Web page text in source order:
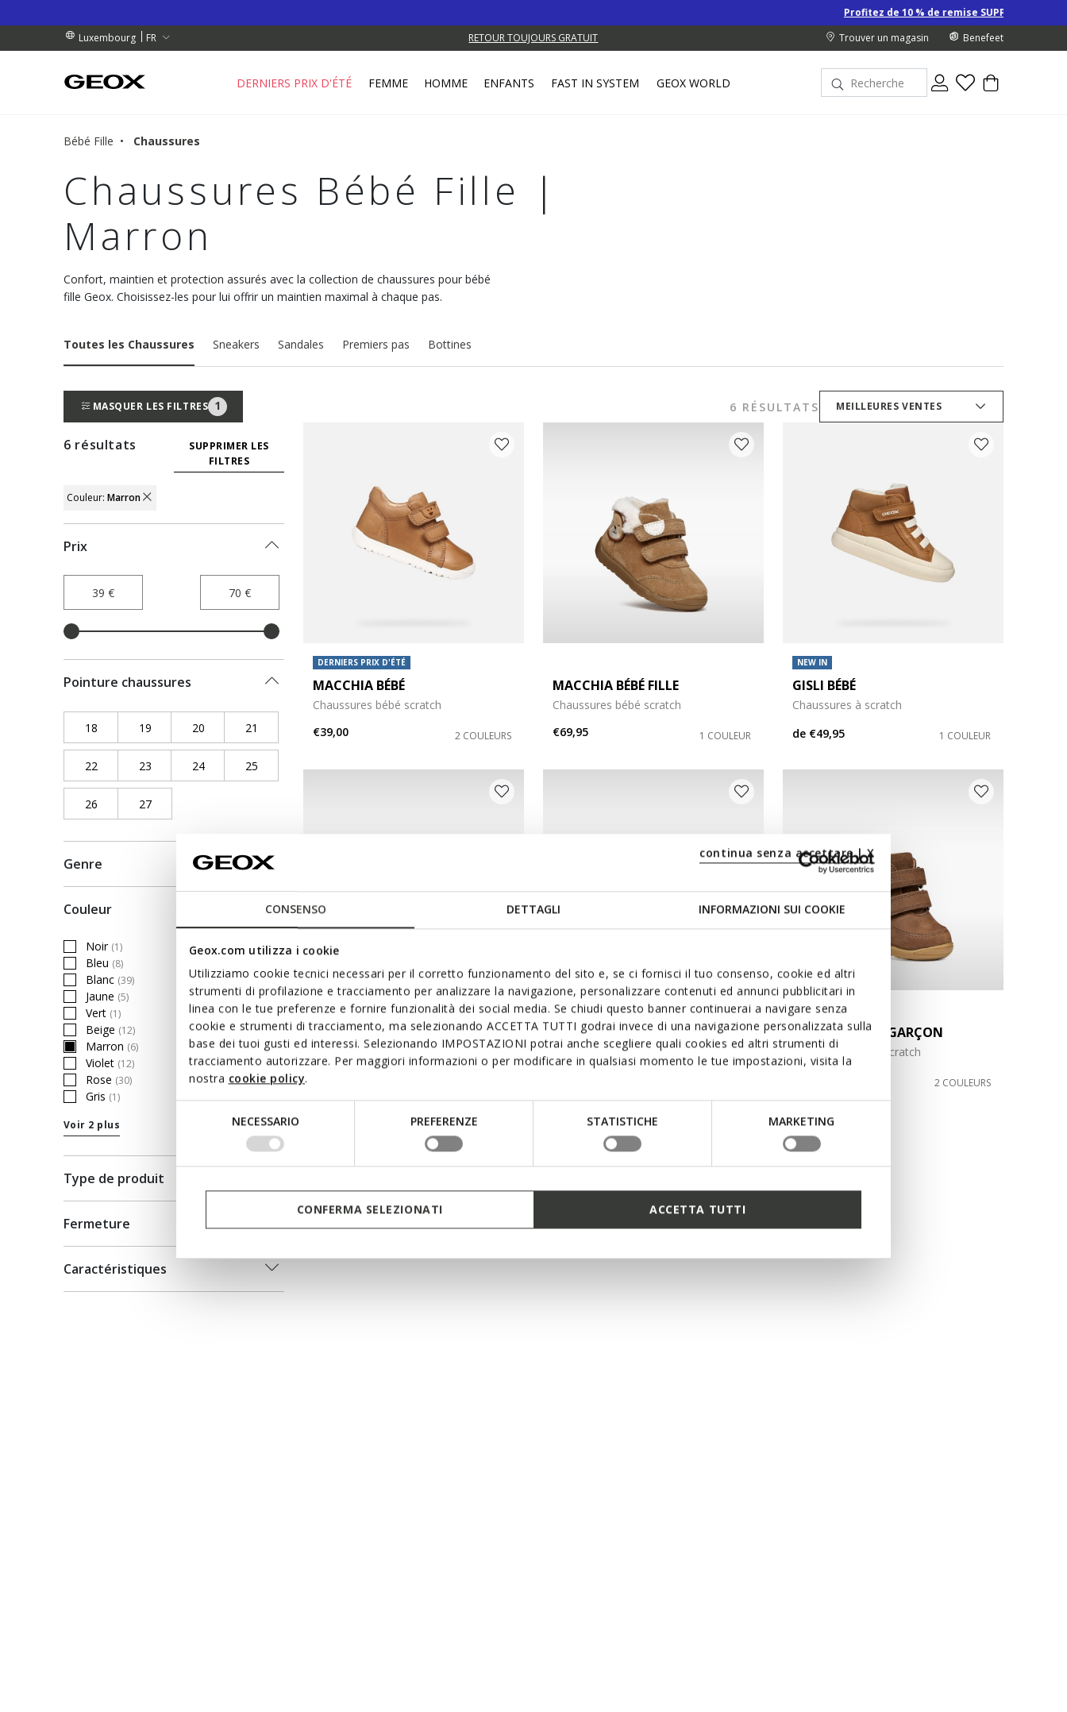
CONSENSO DETTAGLI INFORMAZIONI SUI COOKIE
Geox.com utilizza i cookie
Utilizziamo cookie tecnici necessari per il corretto funzionamento del sito e, se ci fornisci il tuo consenso, cookie ed altri
strumenti di profilazione e tracciamento per analizzare la navigazione, personalizzare contenuti ed annunci pubblicitari in
linea con le tue preferenze e fornire funzionalità dei social media. Se chiudi questo banner continuerai a navigare senza
cookie e strumenti di tracciamento, ma selezionando ACCETTA TUTTI godrai invece di una navigazione personalizzata sulla
base dei tuoi gusti ed interessi. Selezionando IMPOSTAZIONI potrai anche scegliere quali cookies ed altri strumenti di
tracciamento autorizzare. Per maggiori informazioni o per modificare in qualsiasi momento le tue impostazioni, visita la
nostra cookie policy.
NECESSARIO PREFERENZE STATISTICHE MARKETING
continua senza accettare | X
CONFERMA SELEZIONATI ACCETTA TUTTI
Profitez de 10 % de remise SUPPLÉMENTAIRE sur les
Luxembourg
FR
DE PLUS DE 99.00 € RETOUR TOUJOURS GRATUIT
PROCHE DE CHEZ VOUS.
DE PLUS DE 99.00 € Trouver un magasin Benefeet
DERNIERS PRIX D'ÉTÉ FEMME HOMME ENFANTS FAST IN SYSTEM GEOX WORLD
Bébé Fille Chaussures
Chaussures Bébé Fille |
Marron
Confort, maintien et protection assurés avec la collection de chaussures pour bébé
fille Geox. Choisissez-les pour lui offrir un maintien maximal à chaque pas.
Toutes les Chaussures Sneakers Sandales Premiers pas Bottines
MASQUER LES FILTRES 1 6 RÉSULTATS MEILLEURES VENTES
6 résultats
SUPPRIMER LES
FILTRES
Couleur: Marron
REMOVE FILTER CURRENTLY REFINED BY COULEUR: MARRON
Prix
Pointure chaussures
18 Refine by Pointure chaussures: 18
19 Refine by Pointure chaussures: 19
20 Refine by Pointure chaussures: 20
21 Refine by Pointure chaussures: 21
22 Refine by Pointure chaussures: 22
23 Refine by Pointure chaussures: 23
24Refine by Pointure chaussures: 24
25
26 Refine by Pointure chaussures: 26
27Refine by Pointure chaussures: 27
Genre
Couleur
Noir (1)
Refine by Couleur: Noir
Bleu (8)
Refine by Couleur: Bleu
Blanc (39)
Refine by Couleur: Blanc
Jaune (5)
Refine by Couleur: Jaune
Vert (1)
Refine by Couleur: Vert
Beige (12)
Refine by Couleur: Beige
Marron (6)
selected Currently Refined by Couleur: Marron
Violet (12)
Refine by Couleur: Violet
Rose (30)
Refine by Couleur: Rose
Gris (1)
Refine by Couleur: Gris
Voir 2 plus
Type de produit
Fermeture
Caractéristiques
DERNIERS PRIX D'ÉTÉ
MACCHIA BÉBÉ
Chaussures bébé scratch
€39,00
2 COULEURS
MACCHIA BÉBÉ FILLE
Chaussures bébé scratch
€69,95
1 COULEUR
NEW IN
GISLI BÉBÉ
Chaussures à scratch
de €49,95 1 COULEUR
NEW IN
STEPPIEUP BÉBÉ
Chaussures Barefoot souples
BIGLIA BÉBÉ GARÇON
Chaussures bébé scratch
NEW IN
MACCHIA BÉBÉ GARÇON
Chaussures bébé scratch
2 COULEURS